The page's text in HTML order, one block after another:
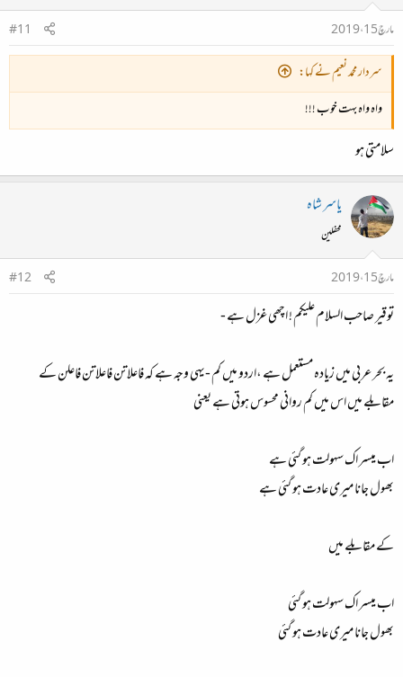
مارچ 15، 2019
#11
سردار محمد نعیم نے کہا:
واہ واہ بہت خوب !!!
سلامتی ہو
یاسر شاہ
محفلین
مارچ 15، 2019
#12
توقیر صاحب السلام علیکم ! اچھی غزل ہے -
یہ بحر عربی میں زیادہ مستعمل ہے ،اردو میں کم -یہی وجہ ہے کہ فاعلاتن فاعلاتن فاعلن کے
مقابلے میں اس میں کم روانی محسوس ہوتی ہے یعنی
اب میسر اک سہولت ہو گئی ہے
بھول جانا میری عادت ہو گئی ہے
کے مقابلے میں
اب میسر اک سہولت ہو گئی
بھول جانا میری عادت ہو گئی